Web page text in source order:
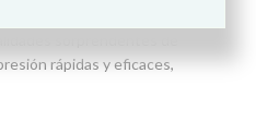
EcoTank L800, L805, L810,
sorprendentes de
rápidas y eficaces,